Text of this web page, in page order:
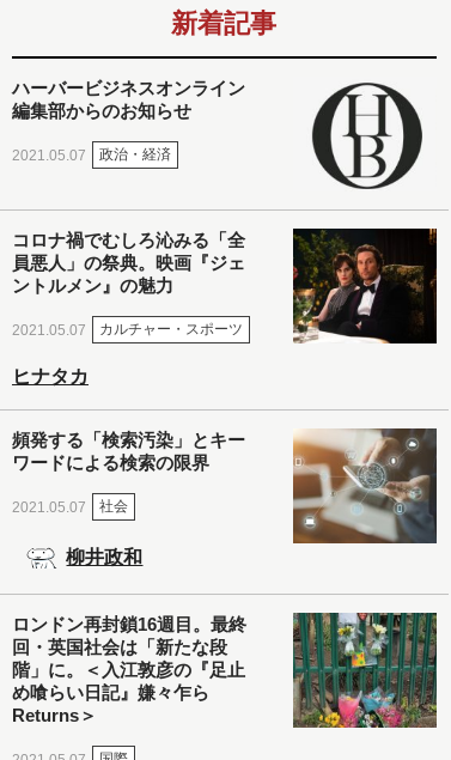
新着記事
ハーバービジネスオンライン
編集部からのお知らせ
2021.05.07 政治・経済
コロナ禍でむしろ沁みる「全
員悪人」の祭典。映画『ジェ
ントルメン』の魅力
2021.05.07 カルチャー・スポーツ
ヒナタカ
頻発する「検索汚染」とキー
ワードによる検索の限界
2021.05.07 社会
柳井政和
ロンドン再封鎖16週目。最終
回・英国社会は「新たな段
階」に。＜入江敦彦の『足止
め喰らい日記』嫌々乍ら
Returns＞